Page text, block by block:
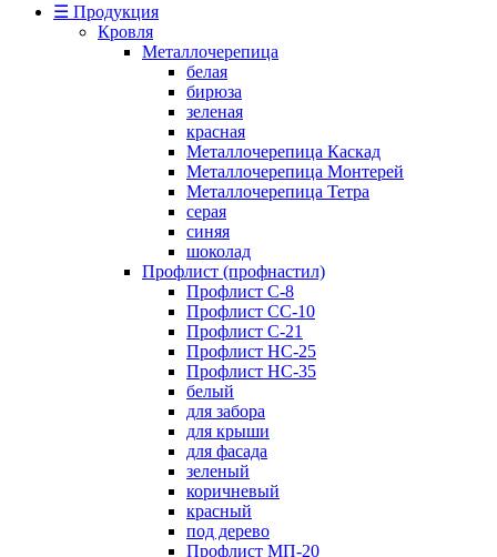
☰ Продукция
Кровля
Металлочерепица
белая
бирюза
зеленая
красная
Металлочерепица Каскад
Металлочерепица Монтерей
Металлочерепица Тетра
серая
синяя
шоколад
Профлист (профнастил)
Профлист С-8
Профлист СС-10
Профлист C-21
Профлист НС-25
Профлист НС-35
белый
для забора
для крыши
для фасада
зеленый
коричневый
красный
под дерево
Профлист МП-20